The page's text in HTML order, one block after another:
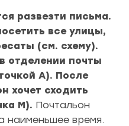
развезти письма.
все улицы,
(см. схему).
отделении почты
A). После
хочет сходить
M). Почтальон
наименьшее время.